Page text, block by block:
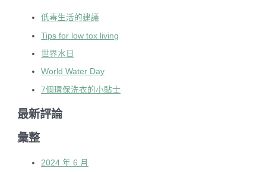
低毒生活的建議
Tips for low tox living
世界水日
World Water Day
7個環保洗衣的小貼士
最新評論
彙整
2024 年 6 月